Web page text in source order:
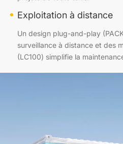
Exploitation à distance
Un design plug-and-play
surveillance à distance et des
(LC100) simplifie la